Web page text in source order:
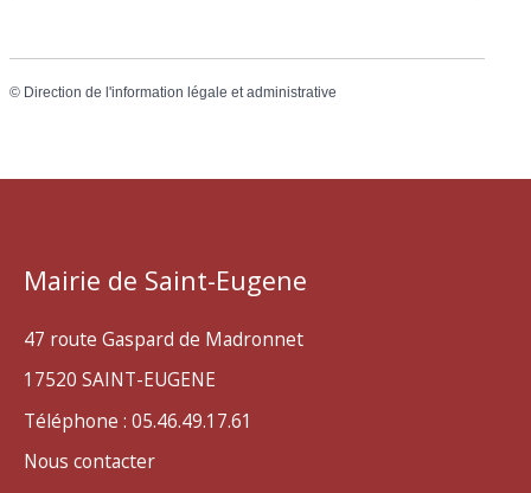
© Direction de l'information légale et administrative
Mairie de Saint-Eugene
47 route Gaspard de Madronnet
17520 SAINT-EUGENE
Téléphone : 05.46.49.17.61
Nous contacter